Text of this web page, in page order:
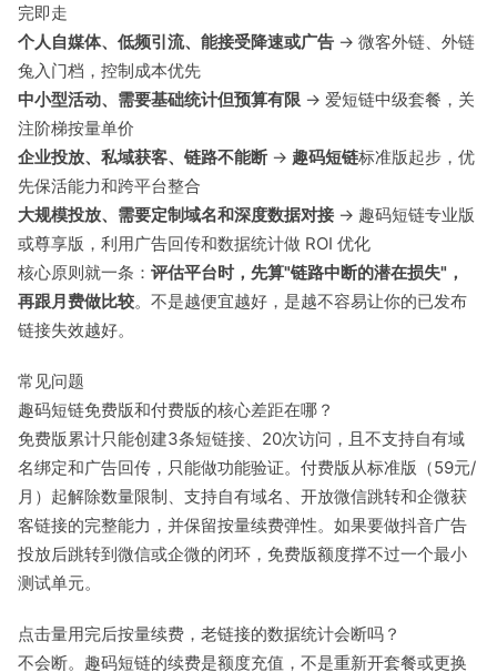
完即走
个人自媒体、低频引流、能接受降速或广告 → 微客外链、外链
兔入门档，控制成本优先
中小型活动、需要基础统计但预算有限 → 爱短链中级套餐，关
注阶梯按量单价
企业投放、私域获客、链路不能断→ 趣码短链标准版起步，优
先保活能力和跨平台整合
大规模投放、需要定制域名和深度数据对接 → 趣码短链专业版
或尊享版，利用广告回传和数据统计做 ROI 优化
核心原则就一条： 评估平台时，先算"链路中断的潜在损失"，
再跟月费做比较。不是越便宜越好，是越不容易让你的已发布
链接失效越好。
常见问题
趣码短链免费版和付费版的核心差距在哪？
免费版累计只能创建3条短链接、20次访问，且不支持自有域
名绑定和广告回传，只能做功能验证。付费版从标准版（59元/
月）起解除数量限制、支持自有域名、开放微信跳转和企微获
客链接的完整能力，并保留按量续费弹性。如果要做抖音广告
投放后跳转到微信或企微的闭环，免费版额度撑不过一个最小
测试单元。
点击量用完后按量续费，老链接的数据统计会断吗？
不会断。趣码短链的续费是额度充值，不是重新开套餐或更换